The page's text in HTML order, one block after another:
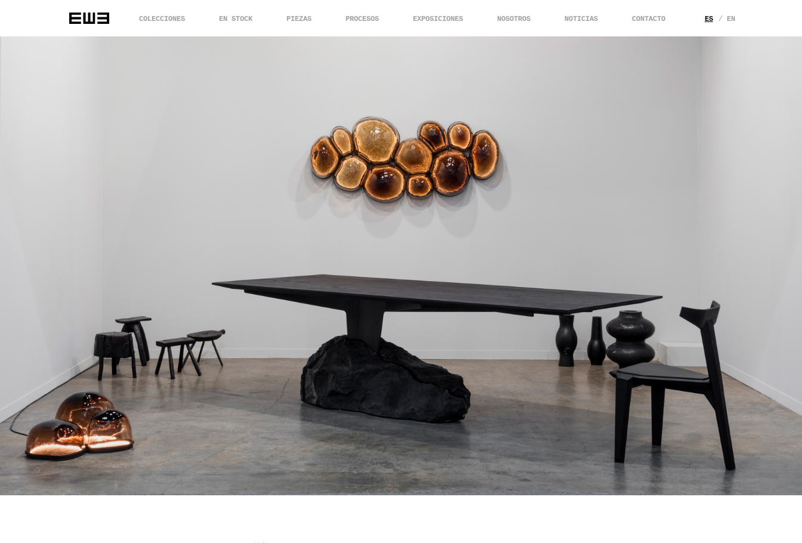
COLECCIONES EN STOCK PIEZAS PROCESOS EXPOSICIONES NOSOTROS NOTICIAS CONTACTO ES EN